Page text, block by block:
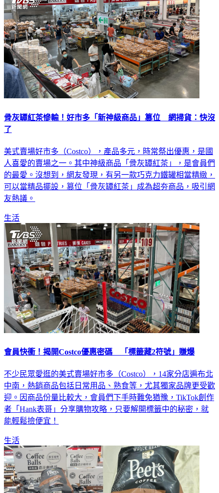
骨灰罈紅茶慘輸！好市多「新神級商品」篡位 網掃貨：快沒
了
美式賣場好市多（Costco），產品多元，時常祭出優惠，是國
人喜愛的賣場之一。其中神級商品「骨灰罈紅茶」，是會員們
的最愛。沒想到，網友發現，有另一款巧克力鐵罐相當精緻，
可以當精品擺設，篡位「骨灰罈紅茶」成為超夯商品，吸引網
友熱議。
生活
會員快衝！揭開Costco優惠密碼 「標籤藏2符號」賺爆
不少民眾愛逛的美式賣場好市多（Costco），14家分店遍布北
中南，熱銷商品包括日常用品、熟食等，尤其獨家品牌更受歡
迎。因商品份量比較大，會員們下手時難免猶豫，TikTok創作
者「Hank表哥」分享購物攻略，只要解開標籤中的秘密，就
能輕鬆撿便宜！
生活